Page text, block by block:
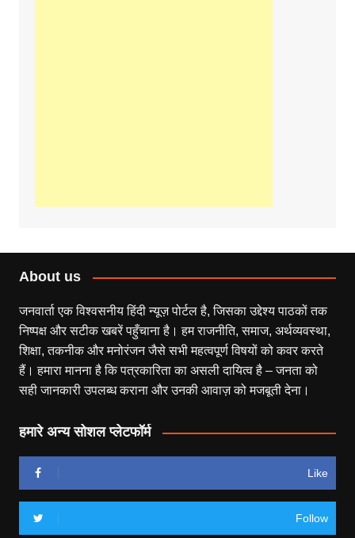
About us
जनवार्ता एक विश्वसनीय हिंदी न्यूज़ पोर्टल है, जिसका उद्देश्य पाठकों तक
निष्पक्ष और सटीक खबरें पहुँचाना है। हम राजनीति, समाज, अर्थव्यवस्था,
शिक्षा, तकनीक और मनोरंजन जैसे सभी महत्वपूर्ण विषयों को कवर करते
हैं। हमारा मानना है कि पत्रकारिता का असली दायित्व है – जनता को
सही जानकारी उपलब्ध कराना और उनकी आवाज़ को मजबूती देना।
हमारे अन्य सोशल प्लेटफॉर्म
Like
Follow